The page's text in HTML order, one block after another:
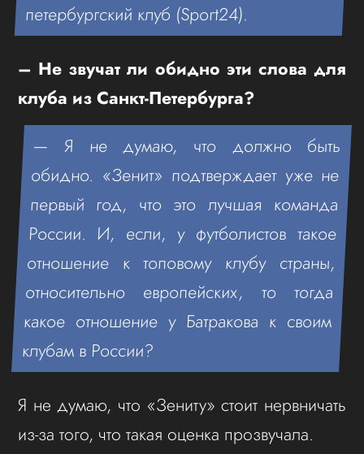
петербургский клуб (Sport24).
– Не звучат ли обидно эти слова для
клуба из Санкт-Петербурга?
— Я не думаю, что должно быть
обидно. «Зенит» подтверждает уже не
первый год, что это лучшая команда
России. И, если, у футболистов такое
отношение к топовому клубу страны,
относительно европейских, то тогда
какое отношение у Батракова к своим
клубам в России?
Я не думаю, что «Зениту» стоит нервничать
из-за того, что такая оценка прозвучала.